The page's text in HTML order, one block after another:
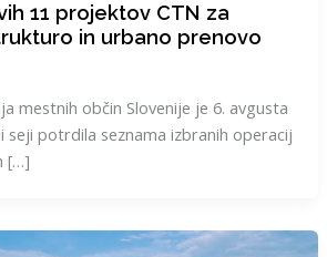
11 projektov CTN za
in urbano prenovo
mestnih občin Slovenije je 6. avgusta
seji potrdila seznama izbranih operacij
[…]